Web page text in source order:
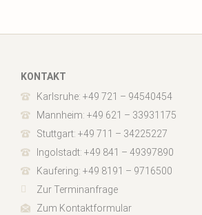
KONTAKT
Karlsruhe: +49 721 – 94540454
Mannheim: +49 621 – 33931175
Stuttgart: +49 711 – 34225227
Ingolstadt: +49 841 – 49397890
Kaufering: +49 8191 – 9716500
Zur Terminanfrage
Zum Kontaktformular